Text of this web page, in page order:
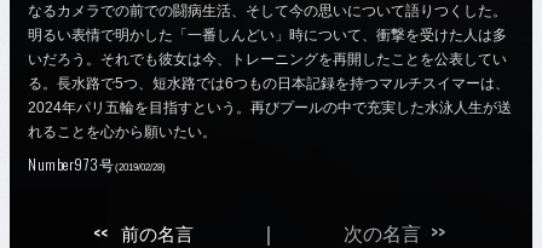
なるカメラでの前での闘病生活、そして今の思いについて語りつくした。
明るい表情で明かした「一番しんどい」時について、衝撃を受けた人は多
いだろう。それでも彼女は今、トレーニングを再開したことを公表してい
る。長水路で5つ、短水路では6つもの日本記録を持つマルチスイマーは、
2024年パリ五輪を目指すという。再びプールの中で充実した水泳人生が送
れることを心から願いたい。
Number973号(2019/02/28)
<< 前の名言 次の名言>>